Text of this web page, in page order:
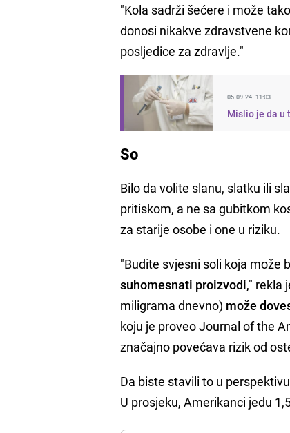
"Kola sadrži šećere i može
donosi nikakve zdravstvene
posljedice za zdravlje."
05.09.24. 11:03
Mislio je da u
So
Bilo da volite slanu, slatku ili
pritiskom, a ne sa gubitkom
za starije osobe i one u riziku.
"Budite svjesni soli koja može
suhomesnati proizvodi," rekla
miligrama dnevno) može
koju je proveo Journal of the
značajno povećava rizik od
Da biste stavili to u
U prosjeku, Amerikanci jedu